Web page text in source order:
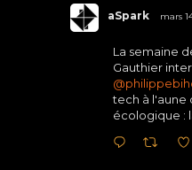
aSpark mars
La semaine
Gauthier
tech à l'aune
écologique :